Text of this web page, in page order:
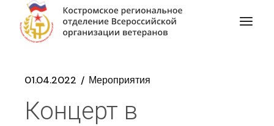
01.04.2022 Мероприятия
Концерт в